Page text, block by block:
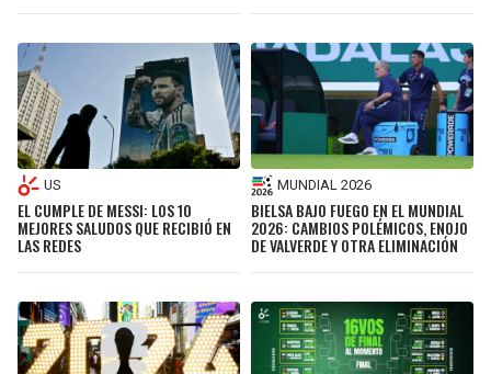
US
EL CUMPLE DE MESSI: LOS 10
MEJORES SALUDOS QUE RECIBIÓ EN
LAS REDES
MUNDIAL 2026
BIELSA BAJO FUEGO EN EL MUNDIAL
2026: CAMBIOS POLÉMICOS, ENOJO
DE VALVERDE Y OTRA ELIMINACIÓN